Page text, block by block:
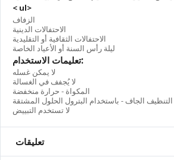
< ul>
الزفاف
الاحتفالات الدينية
الاحتفالات الثقافية أو التقليدية
ليلة رأس السنة أو الأعياد الخاصة
تعليمات الاستخدام:
لا يمكن غسله
لا يُجفف في الغسالة
المكواة - حرارة منخفضة
التنظيف الجاف - باستخدام البترول الحلول المشتقة
لا تستخدم التبييض
تعليقات